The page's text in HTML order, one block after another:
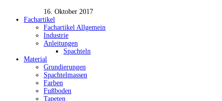
16. Oktober 2017
Fachartikel
Fachartikel Allgemein
Industrie
Anleitungen
Spachteln
Material
Grundierungen
Spachtelmassen
Farben
Fußboden
Tapeten